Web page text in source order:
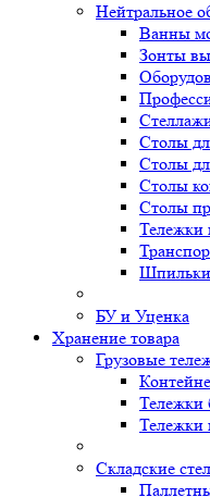
Нейтральное
Ванны
Зонты
Столы
Столы
Столы
Столы
Тележки
Шпильки
БУ и Уценка
Хранение товара
Грузовые
Тележки
Тележки
Складские